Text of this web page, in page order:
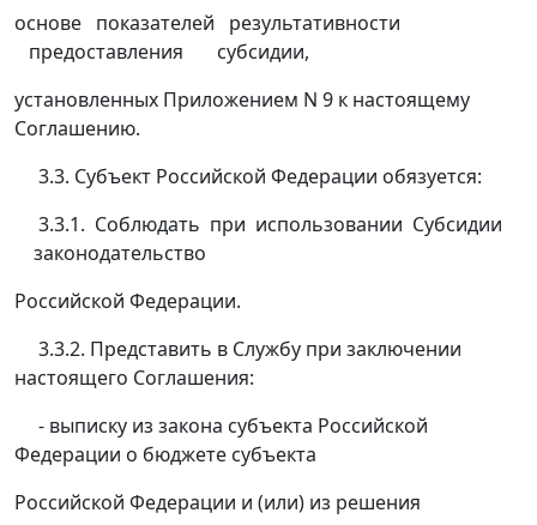
основе показателей результативности
предоставления субсидии,
установленных Приложением N 9 к настоящему
Соглашению.
3.3. Субъект Российской Федерации обязуется:
3.3.1. Соблюдать при использовании Субсидии
законодательство
Российской Федерации.
3.3.2. Представить в Службу при заключении
настоящего Соглашения:
- выписку из закона субъекта Российской
Федерации о бюджете субъекта
Российской Федерации и (или) из решения